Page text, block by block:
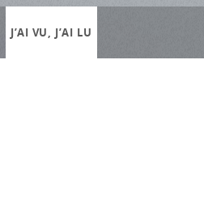
J’AI VU, J’AI LU